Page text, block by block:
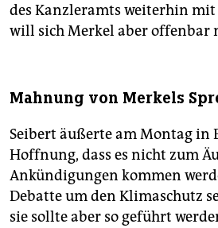
des Kanzleramts weiterhin mit
will sich Merkel aber offenbar
Mahnung von Merkels
Seibert äußerte am Montag in
Hoffnung, dass es nicht zum
Ankündigungen kommen
Debatte um den Klimaschutz
sie sollte aber so geführt